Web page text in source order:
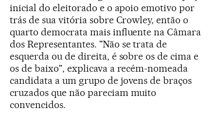
inicial do eleitorado e o apoio emotivo por
trás de sua vitória sobre Crowley, então o
quarto democrata mais influente na Câmara
dos Representantes. "Não se trata de
esquerda ou de direita, é sobre os de cima e
os de baixo", explicava a recém-nomeada
candidata a um grupo de jovens de braços
cruzados que não pareciam muito
convencidos.